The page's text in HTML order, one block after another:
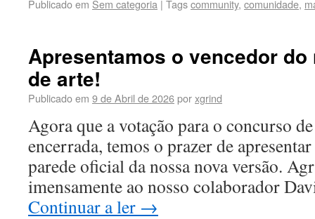
Publicado em Sem categoria | Tagscommunity, comunidade,
Apresentamos o vencedor
de arte!
Publicado em 9 de Abril de 2026porxgrind
Agora que a votação para o concurso
encerrada, temos o prazer de
parede oficial da nossa nova versão.
imensamente ao nosso colaborador
Continuar a ler →